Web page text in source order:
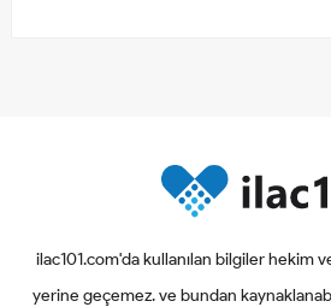
ilac101.com'da kullanılan bilgiler hekim
yerine geçemez. ve bundan